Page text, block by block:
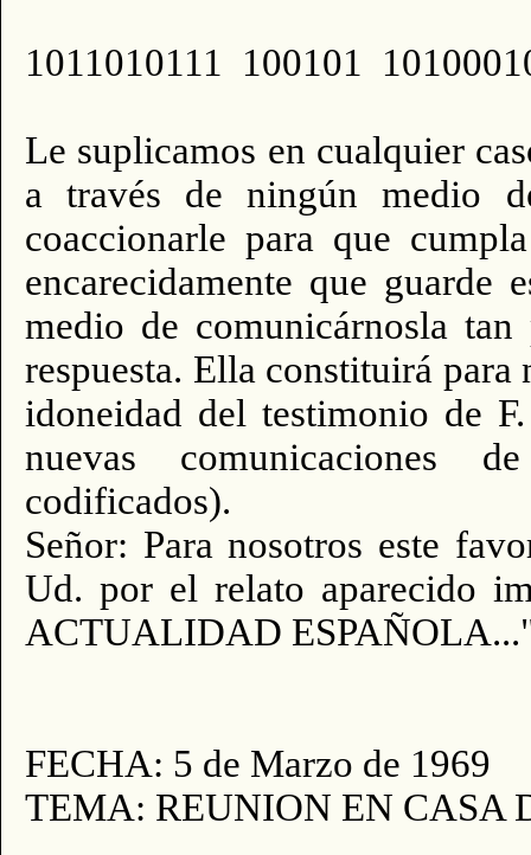
1011010111 100101
Le suplicamos en cualquier
a través de ningún medio
coaccionarle para que
encarecidamente que guarde
medio de comunicárnosla
respuesta. Ella constituirá
idoneidad del testimonio de
nuevas comunicaciones
codificados).
Señor: Para nosotros este
Ud. por el relato aparecido
ACTUALIDAD
FECHA: 5 de Marzo de 1969
TEMA: REUNION EN CASA